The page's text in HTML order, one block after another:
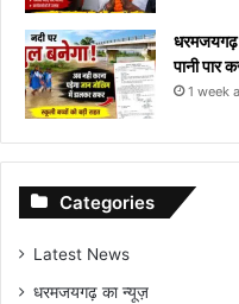
धरमजयगढ़
पानी पार
1 week
Categories
Latest News
धरमजयगढ़ का न्यूज़